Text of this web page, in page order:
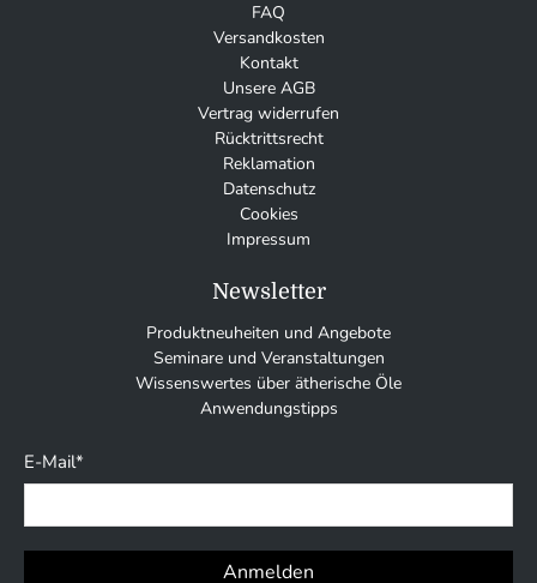
FAQ
Versandkosten
Kontakt
Unsere AGB
Vertrag widerrufen
Rücktrittsrecht
Reklamation
Datenschutz
Cookies
Impressum
Newsletter
Produktneuheiten und Angebote
Seminare und Veranstaltungen
Wissenswertes über ätherische Öle
Anwendungstipps
E-Mail*
Anmelden